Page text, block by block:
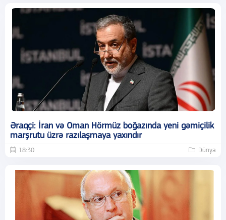
Əraqçi: İran və Oman Hörmüz boğazında yeni gəmiçilik
marşrutu üzrə razılaşmaya yaxındır
18:30 Dünya